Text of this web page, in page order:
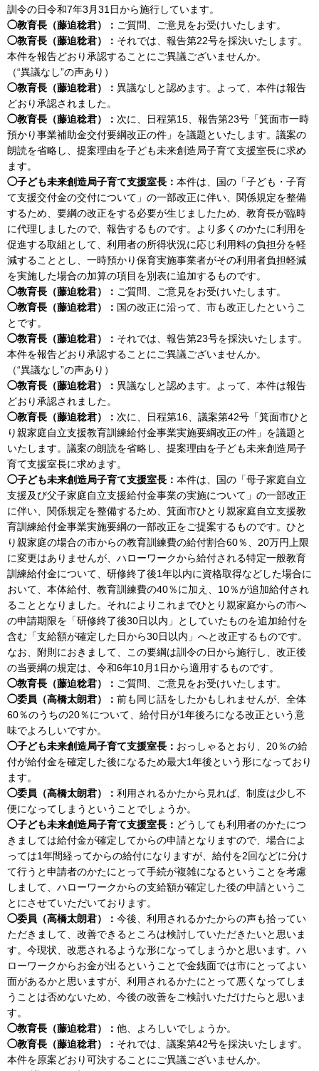
訓令の日令和7年3月31日から施行しています。
◯教育長（藤迫稔君）： ご質問、ご意見をお受けいたします。
◯教育長（藤迫稔君）： それでは、報告第22号を採決いたします。
本件を報告どおり承認することにご異議ございませんか。
（“異議なし”の声あり）
◯教育長（藤迫稔君）： 異議なしと認めます。よって、本件は報告
どおり承認されました。
◯教育長（藤迫稔君）： 次に、日程第15、報告第23号「箕面市一時
預かり事業補助金交付要綱改正の件」を議題といたします。議案の
朗読を省略し、提案理由を子ども未来創造局子育て支援室長に求め
ます。
◯子ども未来創造局子育て支援室長： 本件は、国の「子ども・子育
て支援交付金の交付について」の一部改正に伴い、関係規定を整備
するため、要綱の改正をする必要が生じましたため、教育長が臨時
に代理しましたので、報告するものです。より多くのかたに利用を
促進する取組として、利用者の所得状況に応じ利用料の負担分を軽
減することとし、一時預かり保育実施事業者がその利用者負担軽減
を実施した場合の加算の項目を別表に追加するものです。
◯教育長（藤迫稔君）： ご質問、ご意見をお受けいたします。
◯教育長（藤迫稔君）： 国の改正に沿って、市も改正したというこ
とです。
◯教育長（藤迫稔君）： それでは、報告第23号を採決いたします。
本件を報告どおり承認することにご異議ございませんか。
（“異議なし”の声あり）
◯教育長（藤迫稔君）： 異議なしと認めます。よって、本件は報告
どおり承認されました。
◯教育長（藤迫稔君）： 次に、日程第16、議案第42号「箕面市ひと
り親家庭自立支援教育訓練給付金事業実施要綱改正の件」を議題と
いたします。議案の朗読を省略し、提案理由を子ども未来創造局子
育て支援室長に求めます。
◯子ども未来創造局子育て支援室長： 本件は、国の「母子家庭自立
支援及び父子家庭自立支援給付金事業の実施について」の一部改正
に伴い、関係規定を整備するため、箕面市ひとり親家庭自立支援教
育訓練給付金事業実施要綱の一部改正をご提案するものです。ひと
り親家庭の場合の市からの教育訓練費の給付割合60％、20万円上限
に変更はありませんが、ハローワークから給付される特定一般教育
訓練給付金について、研修終了後1年以内に資格取得などした場合に
おいて、本体給付、教育訓練費の40％に加え、10％が追加給付され
ることとなりました。それによりこれまでひとり親家庭からの市へ
の申請期限を「研修終了後30日以内」としていたものを追加給付を
含む「支給額が確定した日から30日以内」へと改正するものです。
なお、附則におきまして、この要綱は訓令の日から施行し、改正後
の当要綱の規定は、令和6年10月1日から適用するものです。
◯教育長（藤迫稔君）： ご質問、ご意見をお受けいたします。
◯委員（高橋太朗君）： 前も同じ話をしたかもしれませんが、全体
60％のうちの20％について、給付日が1年後ろになる改正という意
味でよろしいですか。
◯子ども未来創造局子育て支援室長： おっしゃるとおり、20％の給
付が給付金を確定した後になるため最大1年後という形になっており
ます。
◯委員（高橋太朗君）： 利用されるかたから見れば、制度は少し不
便になってしまうということでしょうか。
◯子ども未来創造局子育て支援室長： どうしても利用者のかたにつ
きましては給付金が確定してからの申請となりますので、場合によ
っては1年間経ってからの給付になりますが、給付を2回などに分け
て行うと申請者のかたにとって手続が複雑になるということを考慮
しまして、ハローワークからの支給額が確定した後の申請というこ
とにさせていただいております。
◯委員（高橋太朗君）： 今後、利用されるかたからの声も拾ってい
ただきまして、改善できるところは検討していただきたいと思いま
す。今現状、改悪されるような形になってしまうかと思います。ハ
ローワークからお金が出るということで金銭面では市にとってよい
面があるかと思いますが、利用されるかたにとって悪くなってしま
うことは否めないため、今後の改善をご検討いただけたらと思いま
す。
◯教育長（藤迫稔君）： 他、よろしいでしょうか。
◯教育長（藤迫稔君）： それでは、議案第42号を採決いたします。
本件を原案どおり可決することにご異議ございませんか。